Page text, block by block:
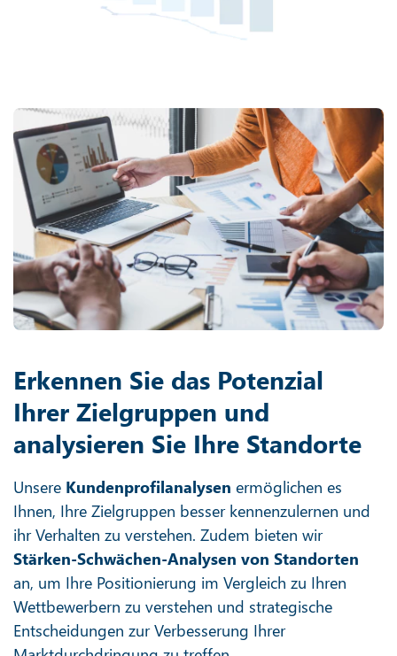
Erkennen Sie das Potenzial
Ihrer Zielgruppen und
analysieren Sie Ihre Standorte
Unsere Kundenprofilanalysen ermöglichen es
Ihnen, Ihre Zielgruppen besser kennenzulernen und
ihr Verhalten zu verstehen. Zudem bieten wir
Stärken-Schwächen-Analysen von Standorten
an, um Ihre Positionierung im Vergleich zu Ihren
Wettbewerbern zu verstehen und strategische
Entscheidungen zur Verbesserung Ihrer